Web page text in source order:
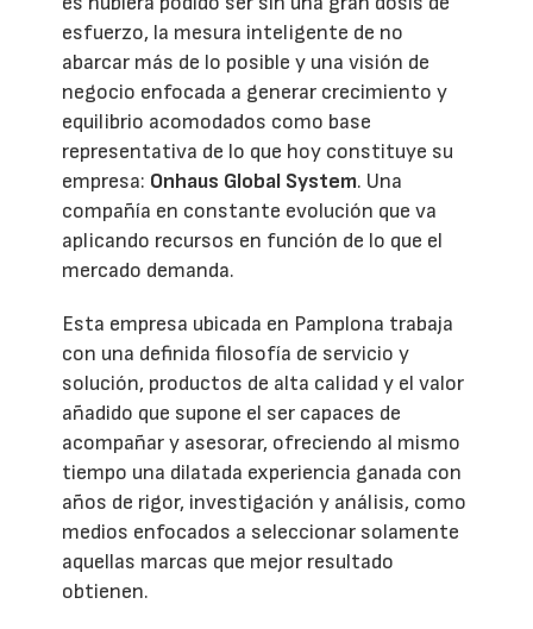
esfuerzo, la mesura inteligente de no
abarcar más de lo posible y una visión de
negocio enfocada a generar crecimiento y
equilibrio acomodados como base
representativa de lo que hoy constituye su
empresa: Onhaus Global System. Una
compañía en constante evolución que va
aplicando recursos en función de lo que el
mercado demanda.
Esta empresa ubicada en Pamplona trabaja
con una definida filosofía de servicio y
solución, productos de alta calidad y el valor
añadido que supone el ser capaces de
acompañar y asesorar, ofreciendo al mismo
tiempo una dilatada experiencia ganada con
años de rigor, investigación y análisis, como
medios enfocados a seleccionar solamente
aquellas marcas que mejor resultado
obtienen.